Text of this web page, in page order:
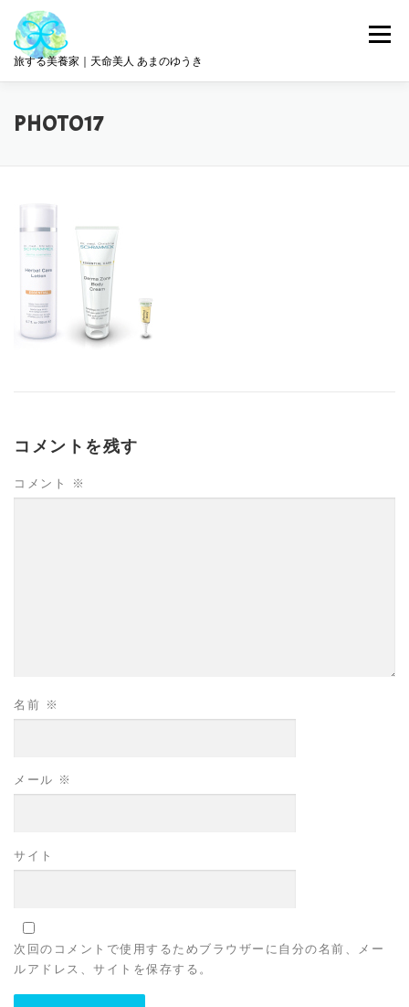
ツ
旅する美養家｜天命美人 あまのゆうき
メニュー
統合美養
PHOTO17
コメントを残す
コメント ※
名前 ※
メール ※
サイト
次回のコメントで使用するためブラウザーに自分の名前、メー
ルアドレス、サイトを保存する。